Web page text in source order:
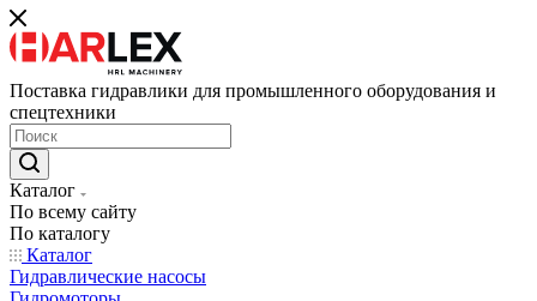
Поставка гидравлики для промышленного оборудования и
спецтехники
Каталог
По всему сайту
По каталогу
Каталог
Гидравлические насосы